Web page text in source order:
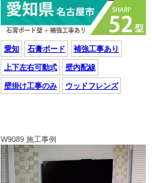
愛知 石膏ボード 補強工事あり
上下左右可動式 壁内配線
壁掛け工事のみ ウッドフレンズ
W9089 施工事例